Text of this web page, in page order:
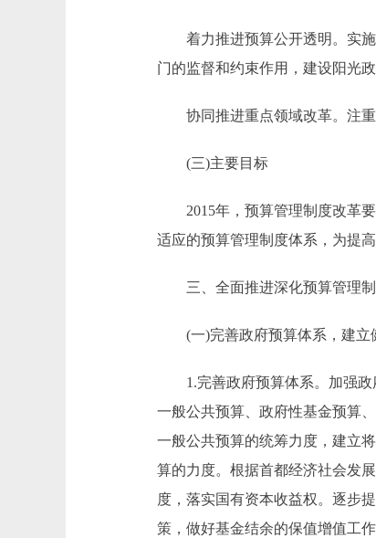
着力推进预算公开透明。实施
门的监督和约束作用，建设阳光
协同推进重点领域改革。注重
(三)主要目标
2015年，预算管理制度改革要
适应的预算管理制度体系，为提
三、全面推进深化预算管理制
(一)完善政府预算体系，建立
1.完善政府预算体系。加强政
一般公共预算、政府性基金预算
一般公共预算的统筹力度，建立
算的力度。根据首都经济社会发
度，落实国有资本收益权。逐步
策，做好基金结余的保值增值工